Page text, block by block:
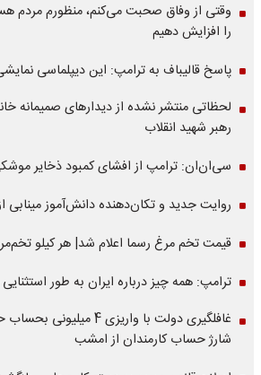
وقتی از وفاق صحبت می‌کنم، منظورم مردم
را افزایش دهیم
پاسخ قالیباف به ترامپ: این دیپلماسی
لحظاتی منتشر نشده از دیدارهای صمیمانه
رهبر شهید انقلاب
سی‌ان‌ان: ترامپ از افشای کمبود ذخایر
روایت جدید و تکان‌دهنده دانش‌آموز
قیمت تخم مرغ رسما اعلام شد| هر کیلو
ترامپ: همه چیز درباره ایران به طور
غافلگیری دولت با واریزی 4
شارژ حساب کارمندان از امشب